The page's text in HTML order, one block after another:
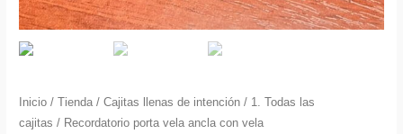
Inicio / Tienda /Cajitas llenas de intención / 1. Todas las
cajitas / Recordatorio porta vela ancla con vela